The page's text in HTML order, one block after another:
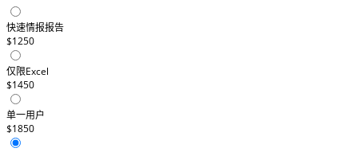
快速情报报告
$1250
仅限Excel
$1450
单一用户
$1850